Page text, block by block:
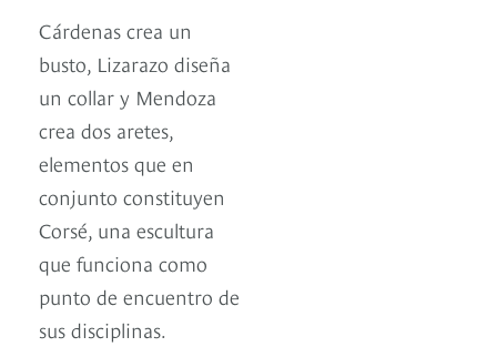
Cárdenas crea un
busto, Lizarazo diseña
un collar y Mendoza
crea dos aretes,
elementos que en
conjunto constituyen
Corsé, una escultura
que funciona como
punto de encuentro de
sus disciplinas.